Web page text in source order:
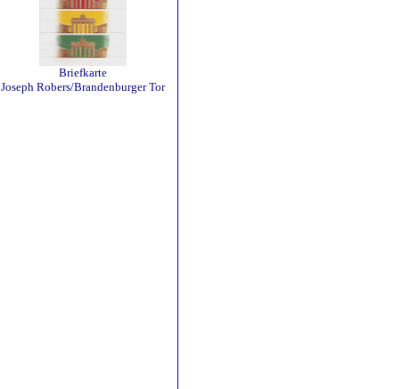
Briefkarte
Joseph Robers/Brandenburger Tor